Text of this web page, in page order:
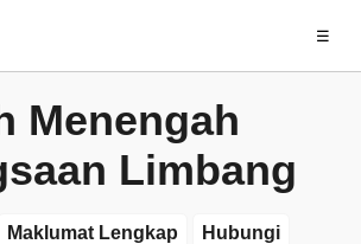
☰
Menengah
Limbang
Maklumat Lengkap Hubungi